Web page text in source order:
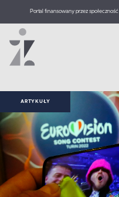
Portal finansowany przez społeczność
ARTYKUŁY